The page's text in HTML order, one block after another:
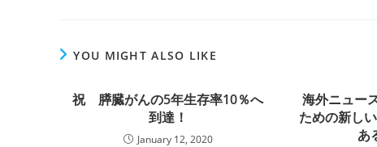
YOU MIGHT ALSO LIKE
祝 膵臓がんの5年生存率10％へ
到達！
January 12, 2020
海外ニュー
ための新し
あ